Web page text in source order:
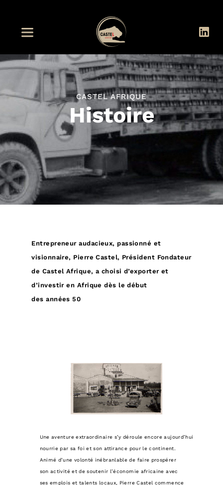
CASTEL AFRIQUE
Histoire
Entrepreneur audacieux, passionné et
visionnaire, Pierre Castel, Président Fondateur
de Castel Afrique, a choisi d’exporter et
d’investir en Afrique dès le début
des années 50
Une aventure extraordinaire s’y déroule encore aujourd’hui
nourrie par sa foi et son attirance pour le continent.
Animé d’une volonté inébranlable de faire prospérer
son activité et de soutenir l’économie africaine avec
ses emplois et talents locaux, Pierre Castel commence